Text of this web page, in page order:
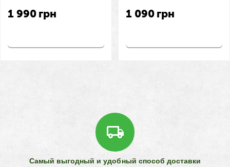
1 990 грн
VERONESE
1 090 грн
Самый выгодный и удобный способ доставки